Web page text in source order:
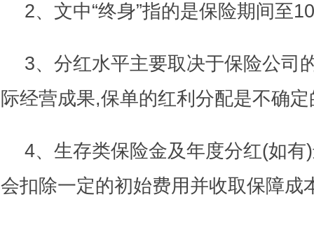
2、文中“终身”指的是保险期间至
3、分红水平主要取决于保险公司
际经营成果,保单的红利分配是不确
4、生存类保险金及年度分红(如有
会扣除一定的初始费用并收取保障成